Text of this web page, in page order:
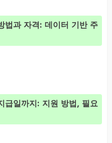
법과 자격: 데이터 기반 주
급일까지: 지원 방법, 필요